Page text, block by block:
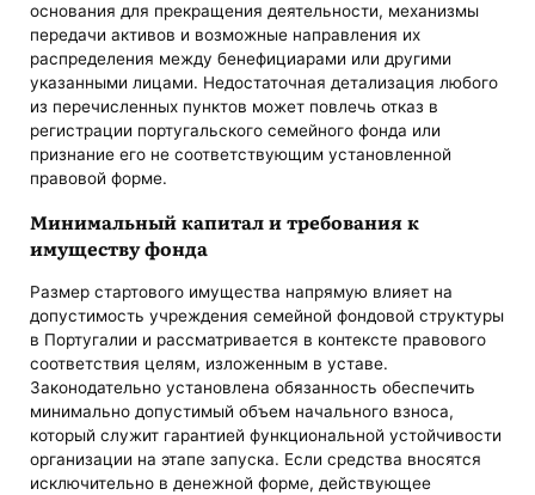
основания для прекращения деятельности, механизмы
передачи активов и возможные направления их
распределения между бенефициарами или другими
указанными лицами. Недостаточная детализация любого
из перечисленных пунктов может повлечь отказ в
регистрации португальского семейного фонда или
признание его не соответствующим установленной
правовой форме.
Минимальный капитал и требования к
имуществу фонда
Размер стартового имущества напрямую влияет на
допустимость учреждения семейной фондовой структуры
в Португалии и рассматривается в контексте правового
соответствия целям, изложенным в уставе.
Законодательно установлена обязанность обеспечить
минимально допустимый объем начального взноса,
который служит гарантией функциональной устойчивости
организации на этапе запуска. Если средства вносятся
исключительно в денежной форме, действующее